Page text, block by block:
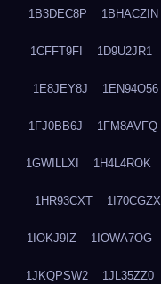
1B3DEC8P 1BHACZIN
1CFFT9FI 1D9U2JR1
1E8JEY8J 1EN94O56
1FJ0BB6J 1FM8AVFQ
1GWILLXI 1H4L4ROK
1HR93CXT 1I70CGZX
1IOKJ9IZ 1IOWA7OG
1JKQPSW2 1JL35ZZ0